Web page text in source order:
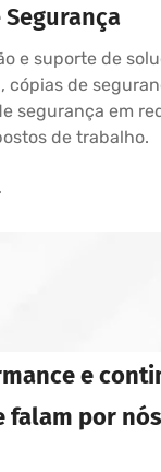
e suporte de
cópias de
segurança em
de trabalho.
e
falam por nós